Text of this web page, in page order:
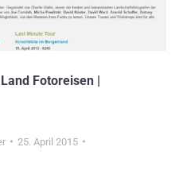
Fotoreisen |
25. April 2015